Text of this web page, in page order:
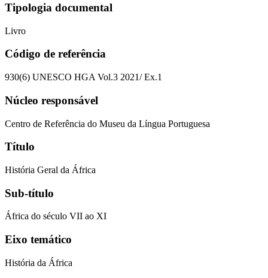
Tipologia documental
Livro
Código de referência
930(6) UNESCO HGA Vol.3 2021/ Ex.1
Núcleo responsável
Centro de Referência do Museu da Língua Portuguesa
Título
História Geral da África
Sub-título
África do século VII ao XI
Eixo temático
História da África